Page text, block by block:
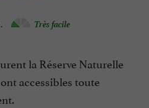
Très facile
la Réserve Naturelle
accessibles toute